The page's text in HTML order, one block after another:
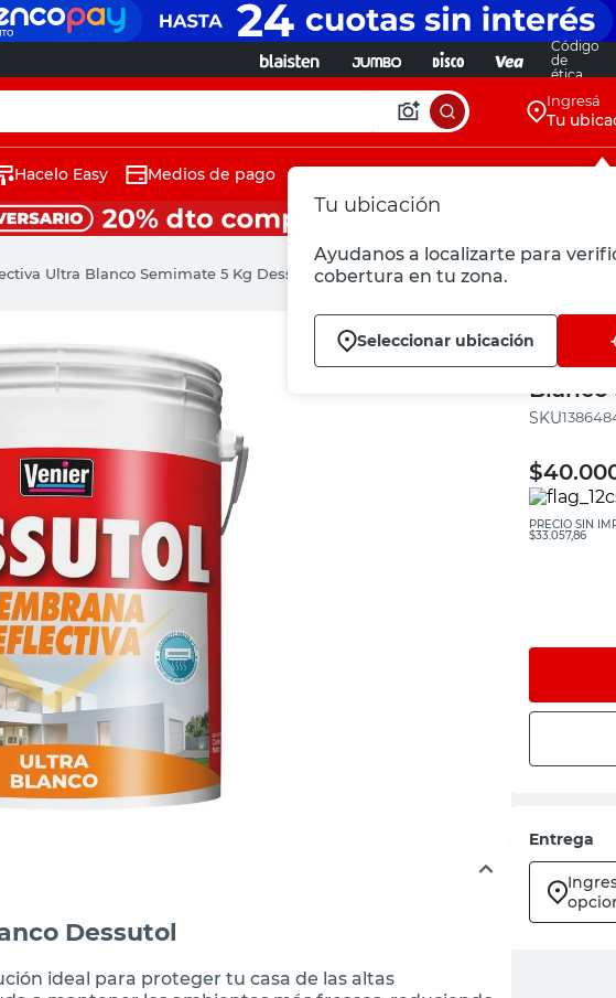
Código
de
ética
Ingresá
Tu
Tu ubicación
Ayudanos a localizarte para
cobertura en tu zona.
Seleccionar ubicación
Hacelo Easy Medios de pago
Ultra Blanco Semimate 5 Kg Dessutol
Dessutol
ideal para proteger tu casa de las altas
Dessutol
Blanco
:
$
PRECIO SIN
$33.057,86
Entrega